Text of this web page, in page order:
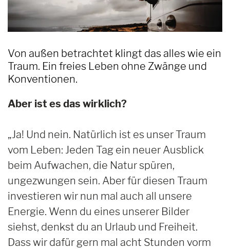
Von außen betrachtet klingt das alles wie ein
Traum. Ein freies Leben ohne Zwänge und
Konventionen.
Aber ist es das wirklich?
„Ja! Und nein. Natürlich ist es unser Traum
vom Leben: Jeden Tag ein neuer Ausblick
beim Aufwachen, die Natur spüren,
ungezwungen sein. Aber für diesen Traum
investieren wir nun mal auch all unsere
Energie. Wenn du eines unserer Bilder
siehst, denkst du an Urlaub und Freiheit.
Dass wir dafür gern mal acht Stunden vorm